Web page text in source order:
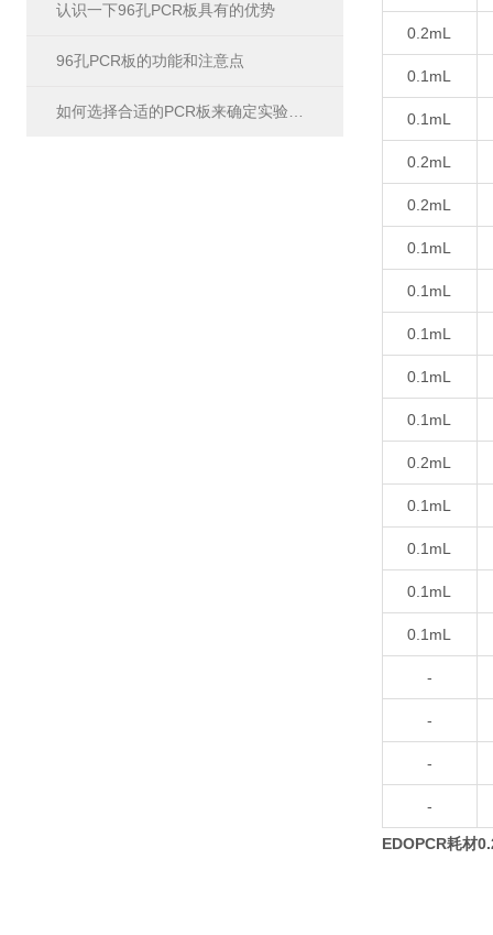
认识一下96孔PCR板具有的优势
96孔PCR板的功能和注意点
0.2mL
0.1mL
0.1mL
0.2mL
0.2mL
0.1mL
0.1mL
0.1mL
0.1mL
0.1mL
0.2mL
0.1mL
0.1mL
0.1mL
0.1mL
-
-
-
-
EDOPCR耗材